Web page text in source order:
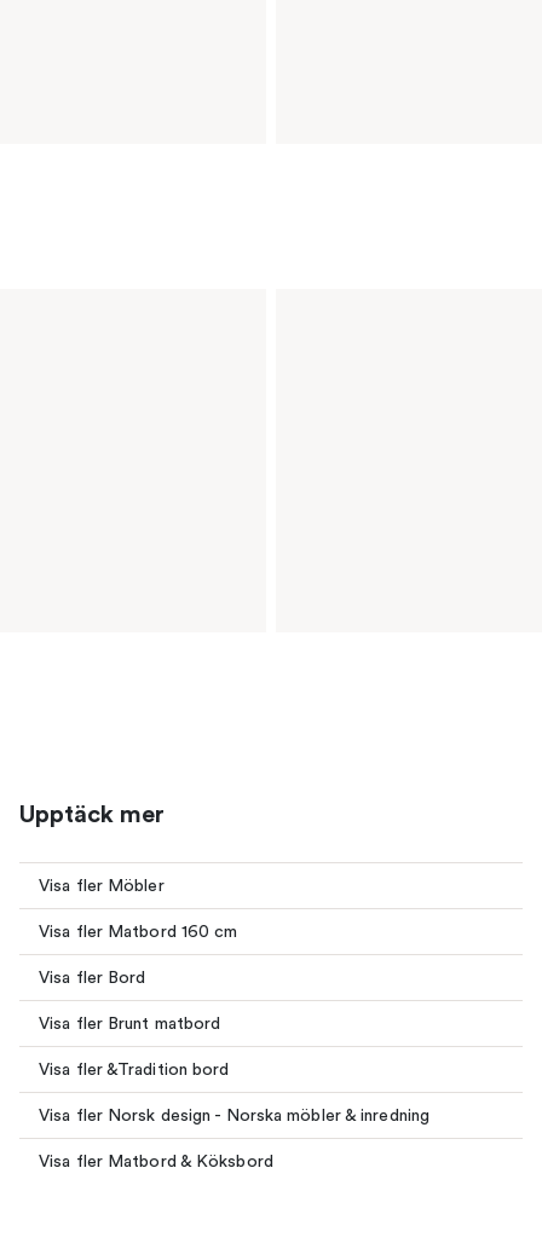
Upptäck mer
Visa fler Möbler
Visa fler Matbord 160 cm
Visa fler Bord
Visa fler Brunt matbord
Visa fler &Tradition bord
Visa fler Norsk design - Norska möbler & inredning
Visa fler Matbord & Köksbord